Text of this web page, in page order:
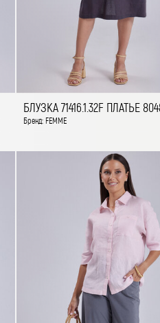
БЛУЗКА 71416.1.32F ПЛАТЬЕ
Бренд: FEMME